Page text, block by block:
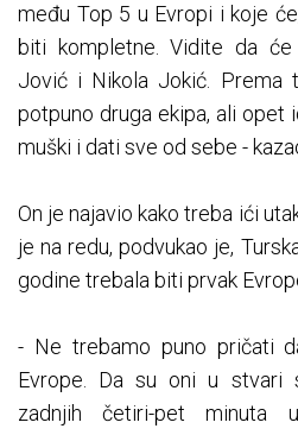
među Top 5 u Evropi i koje
biti kompletne. Vidite da
Jović i Nikola Jokić. Prema
potpuno druga ekipa, ali opet
muški i dati sve od sebe -
On je najavio kako treba ići
je na redu, podvukao je,
godine trebala biti prvak
- Ne trebamo puno pričati
Evrope. Da su oni u stvari
zadnjih četiri-pet minuta